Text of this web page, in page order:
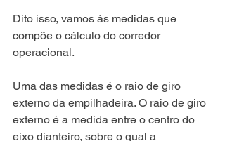
Dito isso, vamos às medidas que
compõe o cálculo do corredor
operacional.
Uma das medidas é o raio de giro
externo da empilhadeira. O raio de giro
externo é a medida entre o centro do
eixo dianteiro, sobre o qual a